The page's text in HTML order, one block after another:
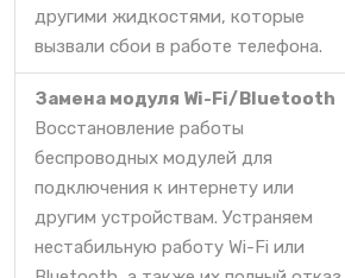
другими жидкостями, которые
вызвали сбои в работе телефона.
Замена модуля Wi-Fi/Bluetooth
Восстановление работы
беспроводных модулей для
подключения к интернету или
другим устройствам. Устраняем
нестабильную работу Wi-Fi или